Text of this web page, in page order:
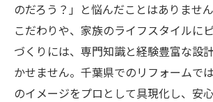
のだろう？」と悩んだことはありませ
こだわりや、家族のライフスタイルに
づくりには、専門知識と経験豊富な設
かせません。千葉県でのリフォームで
のイメージをプロとして具現化し、安